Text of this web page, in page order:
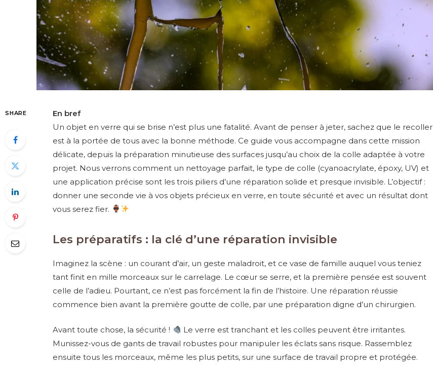
SHARE
En bref
Un objet en verre qui se brise n’est plus une fatalité. Avant de penser à jeter, sachez que le recoller
est à la portée de tous avec la bonne méthode. Ce guide vous accompagne dans cette mission
délicate, depuis la préparation minutieuse des surfaces jusqu’au choix de la colle adaptée à votre
projet. Nous verrons comment un nettoyage parfait, le type de colle (cyanoacrylate, époxy, UV) et
une application précise sont les trois piliers d’une réparation solide et presque invisible. L’objectif :
donner une seconde vie à vos objets précieux en verre, en toute sécurité et avec un résultat dont
vous serez fier.
Les préparatifs : la clé d’une réparation invisible
Imaginez la scène : un courant d’air, un geste maladroit, et ce vase de famille auquel vous teniez
tant finit en mille morceaux sur le carrelage. Le cœur se serre, et la première pensée est souvent
celle de l’adieu. Pourtant, ce n’est pas forcément la fin de l’histoire. Une réparation réussie
commence bien avant la première goutte de colle, par une préparation digne d’un chirurgien.
Avant toute chose, la sécurité !
Le verre est tranchant et les colles peuvent être irritantes.
Munissez-vous de gants de travail robustes pour manipuler les éclats sans risque. Rassemblez
ensuite tous les morceaux, même les plus petits, sur une surface de travail propre et protégée.